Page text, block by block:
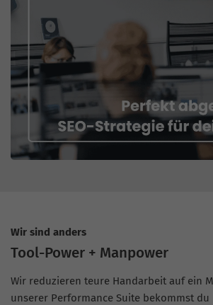
Wir sind anders
Tool-Power + Manpower
Wir reduzieren teure Handarbeit auf ein
unserer Performance Suite bekommst